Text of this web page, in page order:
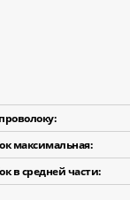
максимальная:
в средней части: